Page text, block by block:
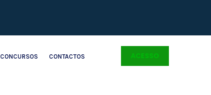
CONCURSOS CONTACTOS ACESSO